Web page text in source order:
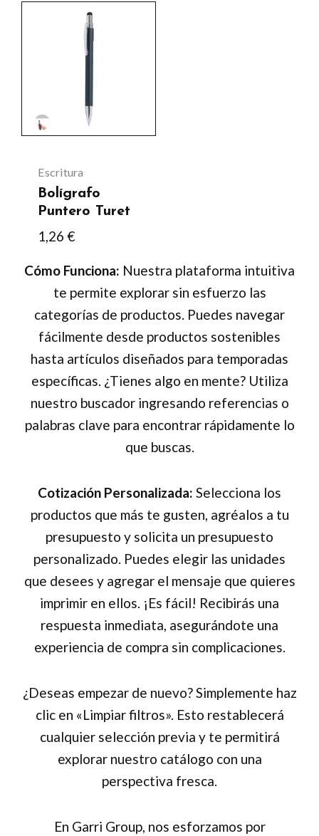
producto
Escritura
Bolígrafo
Puntero Turet
1,26 €
producto
variantes.
Las
se
pueden
elegir
en
página
producto
Cómo Funciona: Nuestra plataforma intuitiva
te permite explorar sin esfuerzo las
categorías de productos. Puedes navegar
fácilmente desde productos sostenibles
hasta artículos diseñados para temporadas
específicas. ¿Tienes algo en mente? Utiliza
nuestro buscador ingresando referencias o
palabras clave para encontrar rápidamente lo
que buscas.
Cotización Personalizada: Selecciona los
productos que más te gusten, agréalos a tu
presupuesto y solicita un presupuesto
personalizado. Puedes elegir las unidades
que desees y agregar el mensaje que quieres
imprimir en ellos. ¡Es fácil! Recibirás una
respuesta inmediata, asegurándote una
experiencia de compra sin complicaciones.
¿Deseas empezar de nuevo? Simplemente haz
clic en «Limpiar filtros». Esto restablecerá
cualquier selección previa y te permitirá
explorar nuestro catálogo con una
perspectiva fresca.
En Garri Group, nos esforzamos por